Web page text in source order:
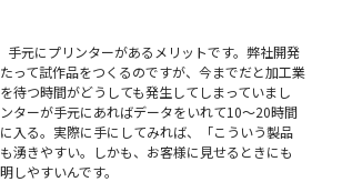
手元にプリンターがあるメリットです。弊社開発
って試作品をつくるのですが、今までだと加工業
待つ時間がどうしても発生してしまっていまし
ターが手元にあればデータをいれて10〜20時間
入る。実際に手にしてみれば、「こういう製品
湧きやすい。しかも、お客様に見せるときにも
しやすいんです。